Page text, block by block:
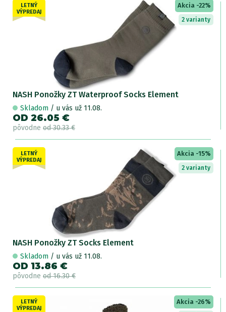
LETNÝ
VÝPREDAJ
Akcia -22%
2 varianty
NASH Ponožky ZT Waterproof Socks Element
Skladom / u vás už 11.08.
OD 26.05 €
pôvodne od 30.33 €
LETNÝ
VÝPREDAJ
Akcia -15%
2 varianty
NASH Ponožky ZT Socks Element
Skladom / u vás už 11.08.
OD 13.86 €
pôvodne od 16.30 €
LETNÝ
VÝPREDAJ
Akcia -26%